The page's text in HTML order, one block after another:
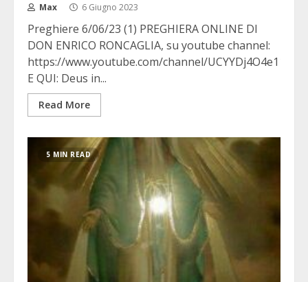
Max 6 Giugno 2023
Preghiere 6/06/23 (1) PREGHIERA ONLINE DI
DON ENRICO RONCAGLIA, su youtube channel:
https://www.youtube.com/channel/
E QUI: Deus in...
Read More
5 MIN READ